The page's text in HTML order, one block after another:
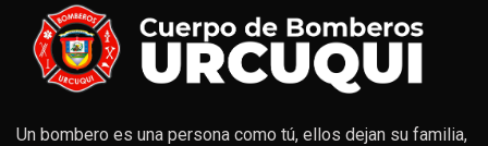
Un bombero es una persona como tú, ellos dejan su familia,